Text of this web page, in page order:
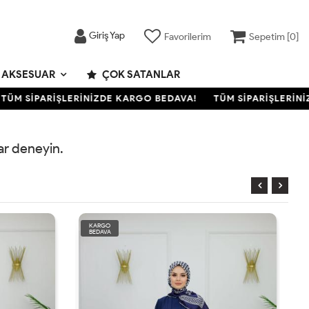
Giriş Yap Favorilerim Sepetim [0]
AKSESUAR ÇOK SATANLAR
SİPARİŞLERİNİZDE KARGO BEDAVA! TÜM
deneyin.
KARGO
BEDAVA